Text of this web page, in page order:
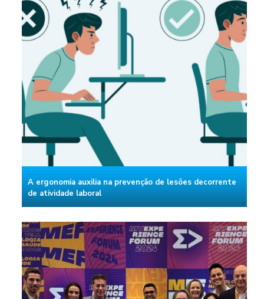
A ergonomia auxilia na prevenção de lesões decorrente
de atividade laboral